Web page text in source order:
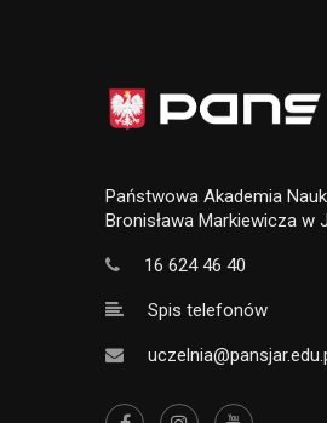
Państwowa Akademia
Bronisława Markiewicza w
16 624 46 40
Spis telefonów